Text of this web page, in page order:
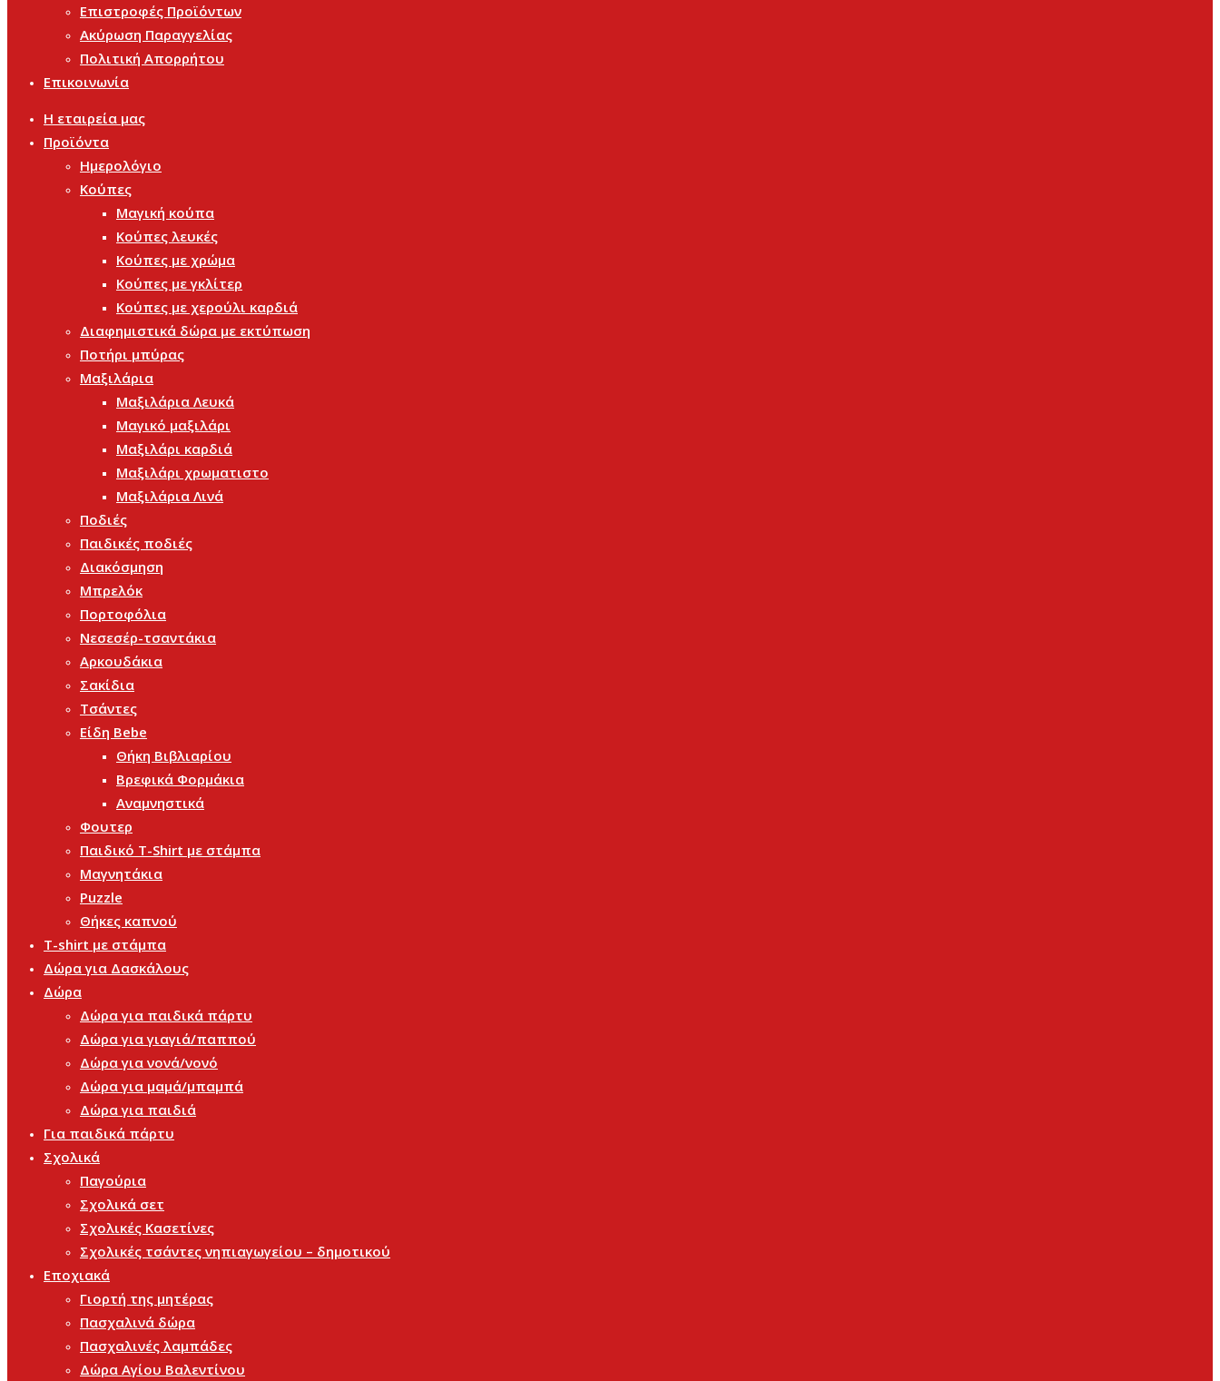
Επιστροφές Προϊόντων
Ακύρωση Παραγγελίας
Πολιτική Απορρήτου
Επικοινωνία
Η εταιρεία μας
Προϊόντα
Ημερολόγιο
Κούπες
Μαγική κούπα
Κούπες λευκές
Κούπες με χρώμα
Κούπες με γκλίτερ
Κούπες με χερούλι καρδιά
Διαφημιστικά δώρα με εκτύπωση
Ποτήρι μπύρας
Μαξιλάρια
Μαξιλάρια Λευκά
Μαγικό μαξιλάρι
Μαξιλάρι καρδιά
Μαξιλάρι χρωματιστο
Μαξιλάρια Λινά
Ποδιές
Παιδικές ποδιές
Διακόσμηση
Μπρελόκ
Πορτοφόλια
Νεσεσέρ-τσαντάκια
Αρκουδάκια
Σακίδια
Τσάντες
Είδη Bebe
Θήκη Βιβλιαρίου
Βρεφικά Φορμάκια
Αναμνηστικά
Φουτερ
Παιδικό T-Shirt με στάμπα
Μαγνητάκια
Puzzle
Θήκες καπνού
T-shirt με στάμπα
Δώρα για Δασκάλους
Δώρα
Δώρα για παιδικά πάρτυ
Δώρα για γιαγιά/παππού
Δώρα για νονά/νονό
Δώρα για μαμά/μπαμπά
Δώρα για παιδιά
Για παιδικά πάρτυ
Σχολικά
Παγούρια
Σχολικά σετ
Σχολικές Κασετίνες
Σχολικές τσάντες νηπιαγωγείου – δημοτικού
Εποχιακά
Γιορτή της μητέρας
Πασχαλινά δώρα
Πασχαλινές λαμπάδες
Δώρα Αγίου Βαλεντίνου